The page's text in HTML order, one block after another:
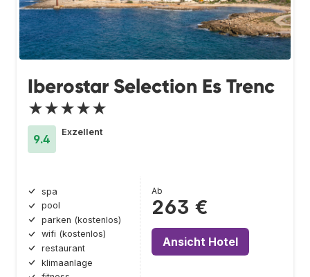
Iberostar Selection Es Trenc
★★★★★
9.4
Exzellent
spa
pool
parken (kostenlos)
wifi (kostenlos)
restaurant
klimaanlage
Ab
263 €
Ansicht Hotel